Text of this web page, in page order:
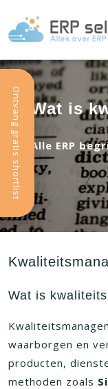
Ontvang gratis shortlist Wat is
Alle ERP
Wat is
waarborgen en
producten,
methoden zoals